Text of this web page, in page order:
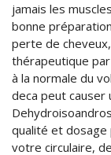
jamais les
bonne
perte de
thérapeutique
à la normale du
deca peut causer
qualité et dosage
votre circulaire,